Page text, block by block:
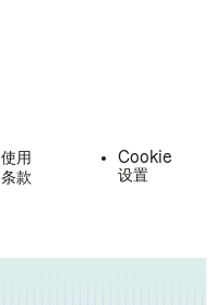
使用
条款
Cookie
设置